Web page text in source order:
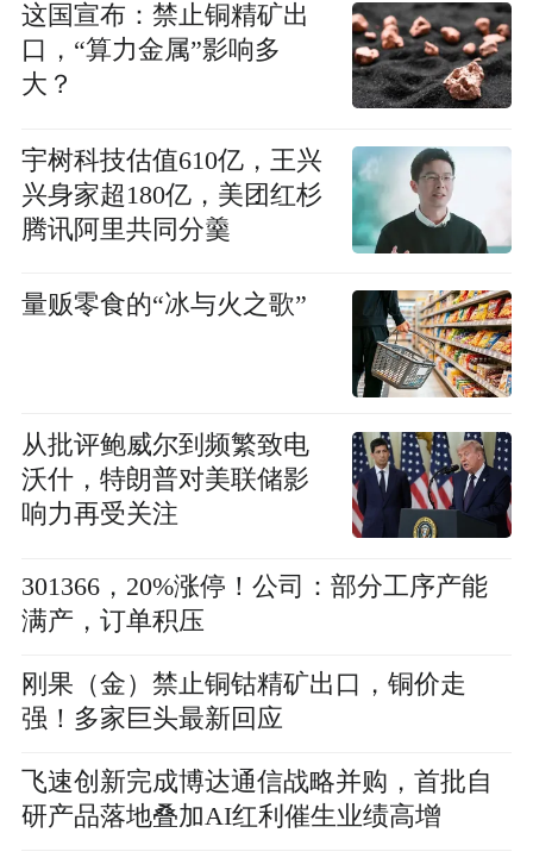
这国宣布：禁止铜精矿出
口，“算力金属”影响多
大？
宇树科技估值610亿，王兴
兴身家超180亿，美团红杉
腾讯阿里共同分羹
量贩零食的“冰与火之歌”
从批评鲍威尔到频繁致电
沃什，特朗普对美联储影
响力再受关注
301366，20%涨停！公司：部分工序产能
满产，订单积压
刚果（金）禁止铜钴精矿出口，铜价走
强！多家巨头最新回应
飞速创新完成博达通信战略并购，首批自
研产品落地叠加AI红利催生业绩高增